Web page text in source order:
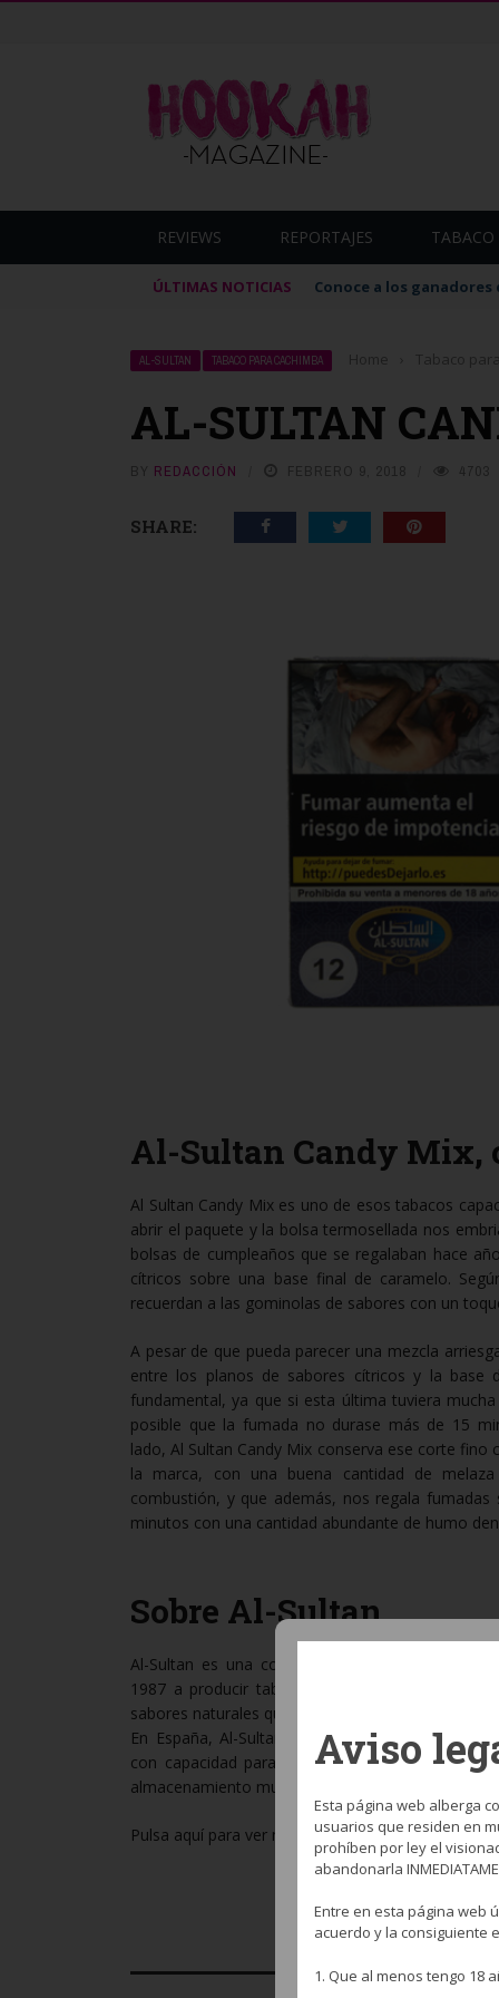
REVIEWS REPORTAJES
ÚLTIMAS NOTICIAS Conoce a los
AL-SULTAN TABACO PARA CACHIMBA Home Tabaco
AL-SULTAN
BY REDACCIÓN FEBRERO 9, 2018 4703
SHARE:
Al-Sultan Candy Mix,
Al Sultan Candy Mix es uno de esos tabacos
abrir el paquete y la bolsa termosellada nos
bolsas de cumpleaños que se regalaban hace
cítricos sobre una base final de caramelo.
recuerdan a las gominolas de sabores con un
A pesar de que pueda parecer una mezcla
entre los planos de sabores cítricos y la base
fundamental, ya que si esta última tuviera
posible que la fumada no durase más de 15
lado, Al Sultan Candy Mix conserva ese corte fino
la marca, con una buena cantidad de
combustión, y que además, nos regala fumadas
minutos con una cantidad abundante de humo
Sobre Al-Sultan
Al-Sultan es una compañía francesa que se ha
1987 a producir tabaco de shisha premium,
sabores naturales que tanto gustan a los amantes
En España, Al-Sultan se vende al público en
con capacidad para 50 gramos de producto, lo
almacenamiento muy cómodo.
Pulsa aquí para ver más sobreAl-Sultan.
Aviso
Esta página web alberga
usuarios que residen en
prohíben por ley el
abandonarla
Entre en esta página web
acuerdo y la consiguiente
1. Que al menos tengo 18